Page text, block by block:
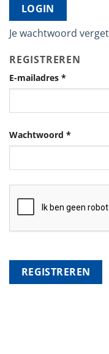
LOGIN
Je wachtwoord
REGISTREREN
E-mailadres *
Wachtwoord *
REGISTREREN